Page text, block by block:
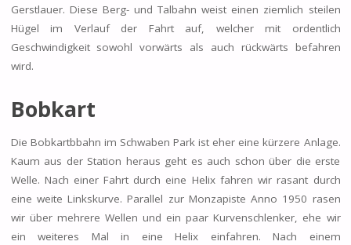
Gerstlauer. Diese Berg- und Talbahn weist einen ziemlich steilen
Hügel im Verlauf der Fahrt auf, welcher mit ordentlich
Geschwindigkeit sowohl vorwärts als auch rückwärts befahren
wird.
Bobkart
Die Bobkartbbahn im Schwaben Park ist eher eine kürzere Anlage.
Kaum aus der Station heraus geht es auch schon über die erste
Welle. Nach einer Fahrt durch eine Helix fahren wir rasant durch
eine weite Linkskurve. Parallel zur Monzapiste Anno 1950 rasen
wir über mehrere Wellen und ein paar Kurvenschlenker, ehe wir
ein weiteres Mal in eine Helix einfahren. Nach einem